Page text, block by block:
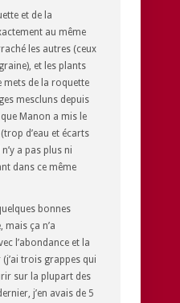
et de la
au même
les autres (ceux
et les plants
mets de la roquette
mescluns depuis
Manon a mis le
d’eau et écarts
a pas plus ni
dans ce même
bonnes
mais ça n’a
l’abondance et la
(j’ai trois grappes qui
sur la plupart des
j’en avais de 5